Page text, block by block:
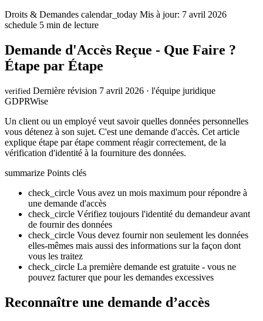
Droits & Demandes calendar_today Mis à jour: 7 avril 2026
schedule 5 min de lecture
Demande d'Accès Reçue - Que Faire ?
Étape par Étape
verified Dernière révision 7 avril 2026 · l'équipe juridique
GDPRWise
Un client ou un employé veut savoir quelles données personnelles
vous détenez à son sujet. C'est une demande d'accès. Cet article
explique étape par étape comment réagir correctement, de la
vérification d'identité à la fourniture des données.
summarize Points clés
check_circle Vous avez un mois maximum pour répondre à
une demande d'accès
check_circle Vérifiez toujours l'identité du demandeur avant
de fournir des données
check_circle Vous devez fournir non seulement les données
elles-mêmes mais aussi des informations sur la façon dont
vous les traitez
check_circle La première demande est gratuite - vous ne
pouvez facturer que pour les demandes excessives
Reconnaître une demande d’accès